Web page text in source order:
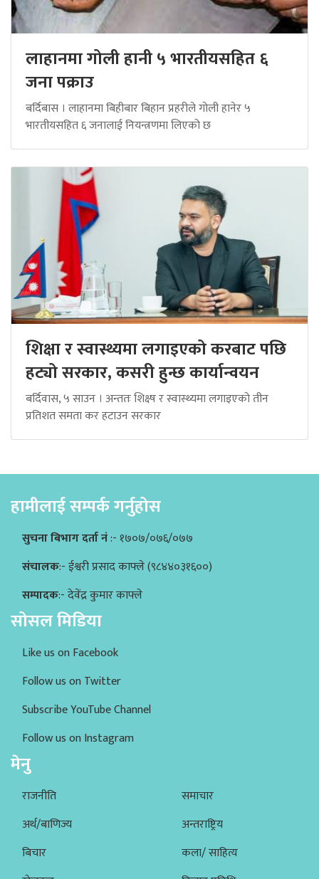
लाहानमा गोली हानी ५ भारतीयसहित ६
जना पक्राउ
बर्दिबास । लाहानमा बिहीबार बिहान प्रहरीले गोली हानेर ५
भारतीयसहित ६ जनालाई नियन्त्रणमा लिएको छ
शिक्षा र स्वास्थ्यमा लगाइएको करबाट पछि
हट्यो सरकार, कसरी हुन्छ कार्यान्वयन
बर्दिवास, ५ साउन । अन्ततः शिक्ष्ष र स्वास्थ्यमा लगाइएको तीन
प्रतिशत समता कर हटाउन सरकार
हामीलाई सम्पर्क गर्नुहोस
सुचना बिभाग दर्ता नं:- १७०७/०७६/०७७
संचालक:- ईश्वरी प्रसाद काफ्ले (९८४४०३१६००)
सम्पादक:- देवेंद्र कुमार काफ्ले
सोसल मिडिया
Like us on Facebook
Follow us on Twitter
Subscribe YouTube Channel
Follow us on Instagram
मेनु
राजनीति
अर्थ/बाणिज्य
बिचार
समाचार
अन्तराष्ट्रिय
कला/ साहित्य